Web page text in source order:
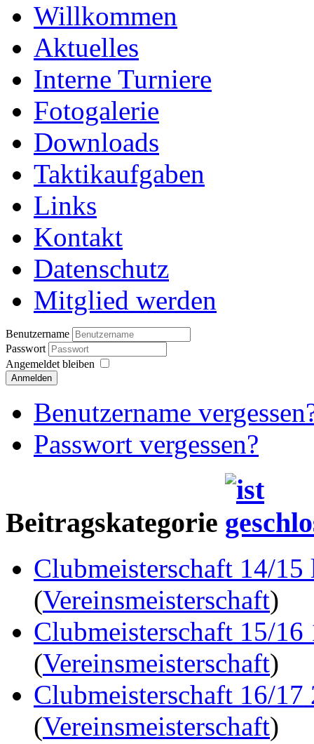
Willkommen
Aktuelles
Interne Turniere
Fotogalerie
Downloads
Taktikaufgaben
Links
Kontakt
Datenschutz
Mitglied werden
Benutzername
Passwort
Angemeldet bleiben
Anmelden
Benutzername
Passwort vergessen?
Beitragskategorie
Clubmeisterschaft 14/15
(Vereinsmeisterschaft)
Clubmeisterschaft 15/16
(Vereinsmeisterschaft)
Clubmeisterschaft 16/17
(Vereinsmeisterschaft)